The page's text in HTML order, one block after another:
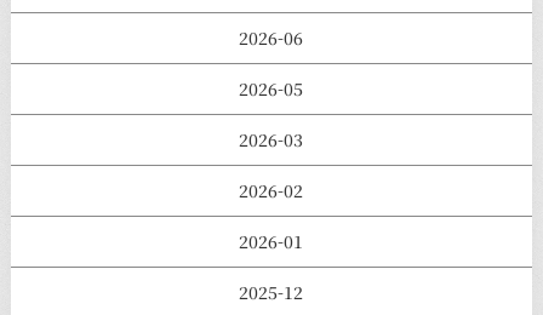
2026-06
2026-05
2026-03
2026-02
2026-01
2025-12